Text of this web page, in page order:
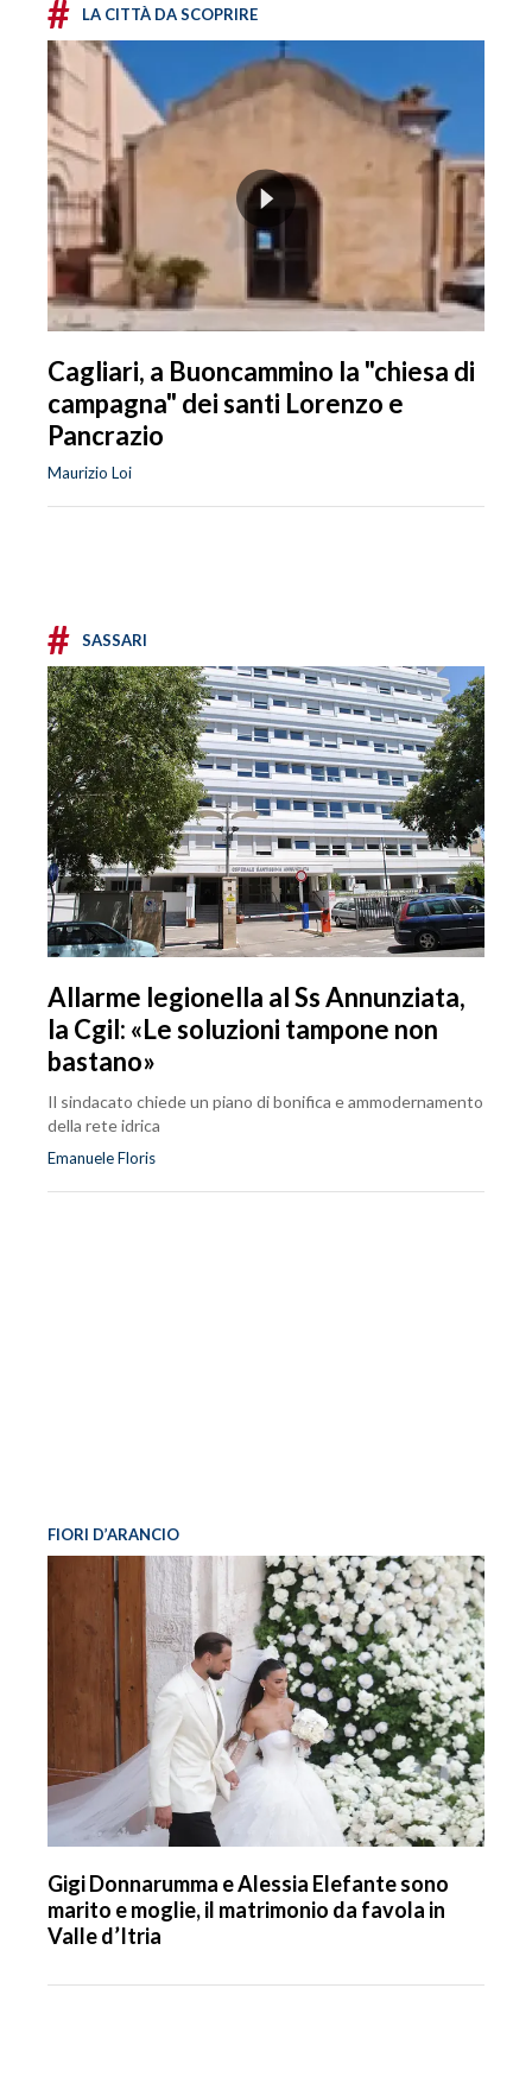
# LA CITTÀ DA SCOPRIRE
Cagliari, a Buoncammino la "chiesa di
campagna" dei santi Lorenzo e
Pancrazio
Maurizio Loi
# SASSARI
Allarme legionella al Ss Annunziata,
la Cgil: «Le soluzioni tampone non
bastano»
Il sindacato chiede un piano di bonifica e ammodernamento
della rete idrica
Emanuele Floris
FIORI D’ARANCIO
Gigi Donnarumma e Alessia Elefante sono
marito e moglie, il matrimonio da favola in
Valle d’Itria